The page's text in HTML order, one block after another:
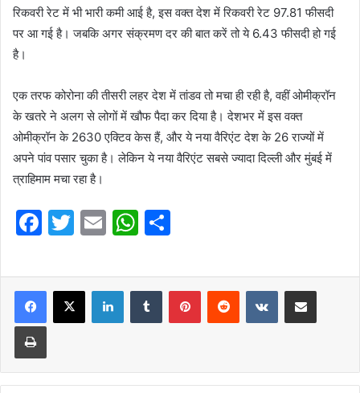
रिकवरी रेट में भी भारी कमी आई है, इस वक्त देश में रिकवरी रेट 97.81 फीसदी
पर आ गई है। जबकि अगर संक्रमण दर की बात करें तो ये 6.43 फीसदी हो गई
है।
एक तरफ कोरोना की तीसरी लहर देश में तांडव तो मचा ही रही है, वहीं ओमीक्रॉन
के खतरे ने अलग से लोगों में खौफ पैदा कर दिया है। देशभर में इस वक्त
ओमीक्रॉन के 2630 एक्टिव केस हैं, और ये नया वैरिएंट देश के 26 राज्यों में
अपने पांव पसार चुका है। लेकिन ये नया वैरिएंट सबसे ज्यादा दिल्ली और मुंबई में
त्राहिमाम मचा रहा है।
F
c
e
b
o
o
T
itt
er
E
ai
l
W
at
s
A
p
ar
e
LinkedInTumblr PinterestReddit VKontakteShare via Email
Print